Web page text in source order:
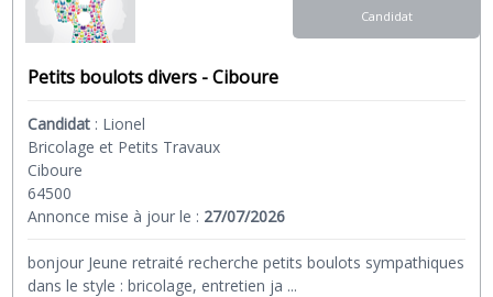
Petits boulots divers - Ciboure
Candidat : Lionel
Bricolage et Petits Travaux
Ciboure
64500
Annonce mise à jour le : 27/07/2026
bonjour Jeune retraité recherche petits boulots sympathiques
dans le style : bricolage, entretien ja ...
Candidat